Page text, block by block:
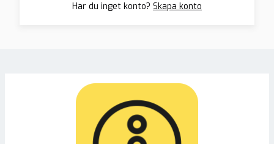
Har du inget konto? Skapa konto